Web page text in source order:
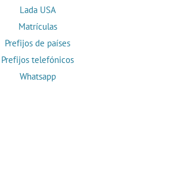
Lada USA
Matrículas
Prefijos de países
Prefijos telefónicos
Whatsapp